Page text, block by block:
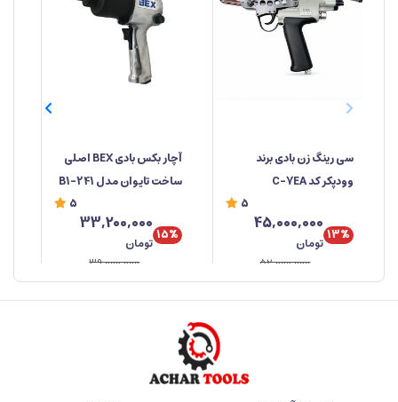
سی رینگ زن بادی برند
وودپکر کد C-7EA
5
13%
45,000,000
تومان
52,000,000
آچار بکس بادی BEX اصلی
ساخت تایوان مدل 241-B1
5
15%
33,200,000
تومان
39,000,000